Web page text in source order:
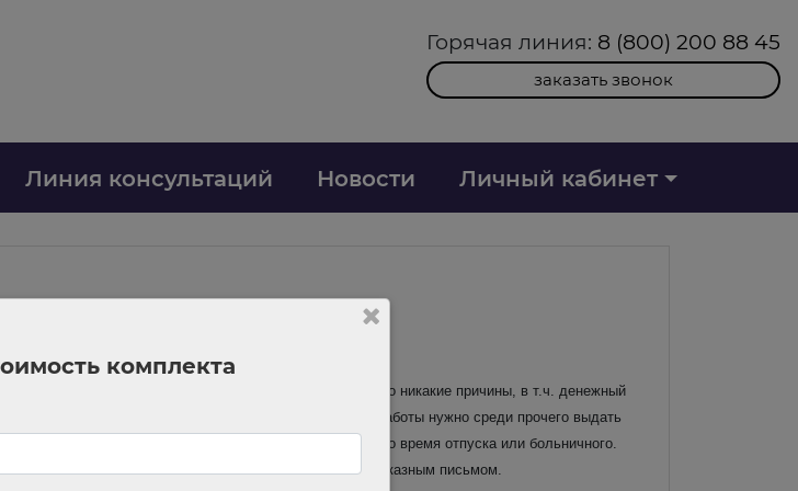
Горячая линия: 8 (800) 200 88 45
заказать звонок
Линия консультаций Новости Личный кабинет
нельзя
выполнять обязанности. Ведомство напомнило, что никакие причины, в т.ч. денежный
чтобы задерживать специалиста. В последний день работы нужно среди прочего выдать
об уходе не только в период работы, но и во время отпуска или больничного.
заявление допустимо в том числе по почте заказным письмом.
комплекта